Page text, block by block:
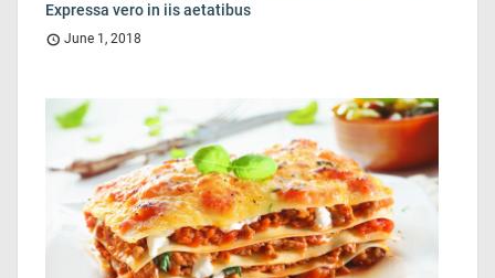
Expressa vero in iis aetatibus
June 1, 2018